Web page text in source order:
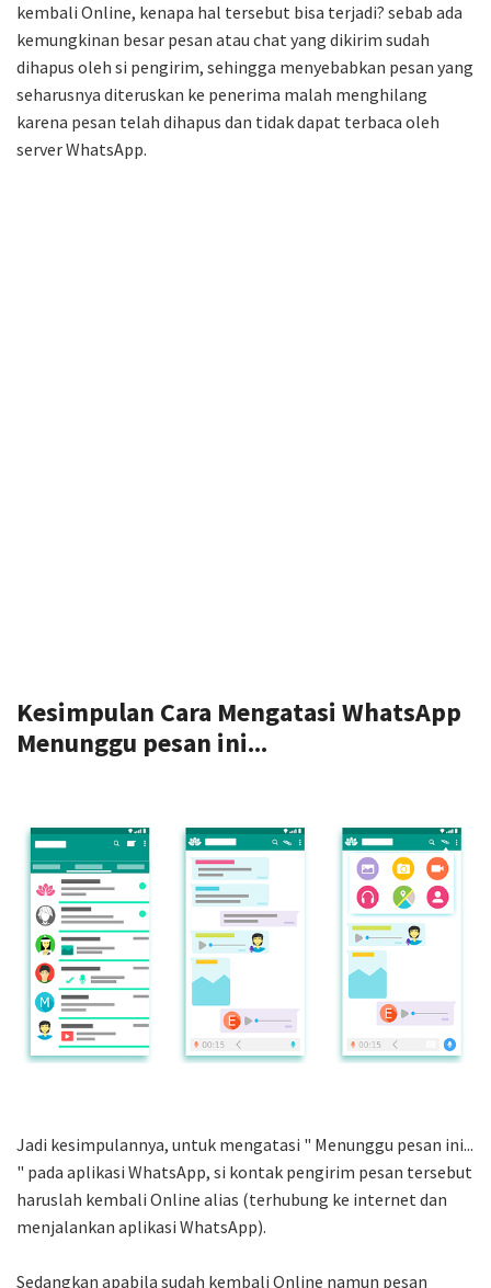
kembali Online, kenapa hal tersebut bisa terjadi? sebab ada
kemungkinan besar pesan atau chat yang dikirim sudah
dihapus oleh si pengirim, sehingga menyebabkan pesan yang
seharusnya diteruskan ke penerima malah menghilang
karena pesan telah dihapus dan tidak dapat terbaca oleh
server WhatsApp.
Kesimpulan Cara Mengatasi WhatsApp
Menunggu pesan ini...
Jadi kesimpulannya, untuk mengatasi " Menunggu pesan ini...
" pada aplikasi WhatsApp, si kontak pengirim pesan tersebut
haruslah kembali Online alias (terhubung ke internet dan
menjalankan aplikasi WhatsApp).
Sedangkan apabila sudah kembali Online namun pesan